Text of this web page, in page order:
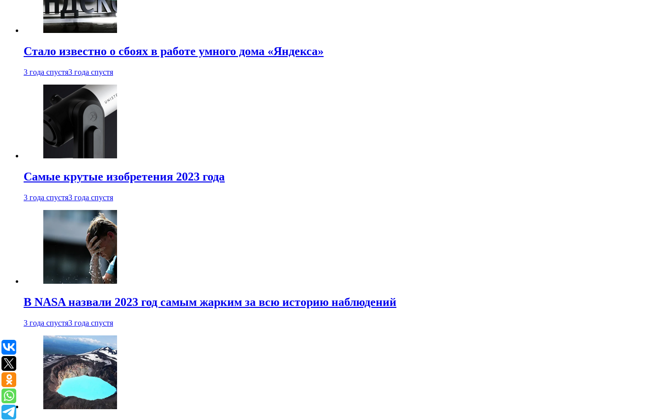
Стало известно о сбоях в работе умного дома «Яндекса»
3 года спустя3 года спустя
Самые крутые изобретения 2023 года
3 года спустя3 года спустя
В NASA назвали 2023 год самым жарким за всю историю наблюдений
3 года спустя3 года спустя